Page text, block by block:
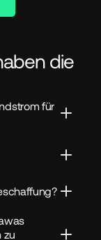
die
für
zu